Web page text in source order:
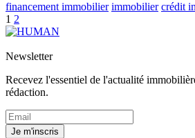
financement immobilier immobilier crédit
1 2
Newsletter
Recevez l'essentiel de l'actualité
rédaction.
Je m'inscris